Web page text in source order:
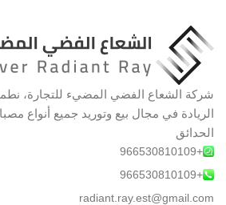
شركة الشعاع الفضي المضيء للتجارة،
الريادة في مجال بيع وتوريد جميع أنواع
الحدائق
+966530810109
+966530810109
radiant.ray.est@gmail.com